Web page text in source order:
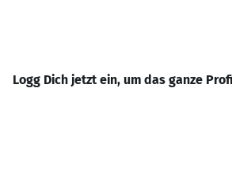
Logg Dich jetzt ein, um das ganze